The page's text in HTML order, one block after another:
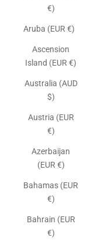
€)
Aruba (EUR €)
Ascension
Island (EUR €)
Australia (AUD
$)
Austria (EUR
€)
Azerbaijan
(EUR €)
Bahamas (EUR
€)
Bahrain (EUR
€)